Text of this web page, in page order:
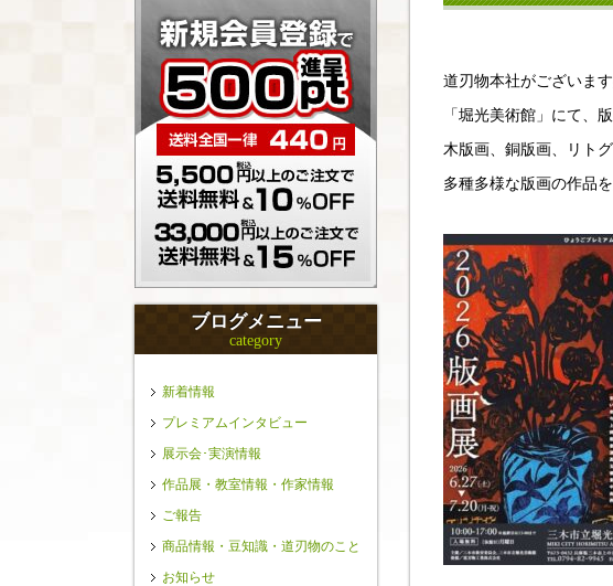
道刃物本社がございま
「堀光美術館」にて、
木版画、銅版画、リト
多種多様な版画の作品
ブログメニュー
category
新着情報
プレミアムインタビュー
展示会･実演情報
作品展・教室情報・作家情報
ご報告
商品情報・豆知識・道刃物のこと
お知らせ